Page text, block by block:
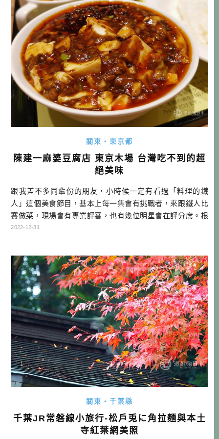
關東・東京都
陳建一麻婆豆腐店 東京木場 台灣吃不到的超
絕美味
跟我差不多同輩份的朋友，小時候一定有看過「料理的鐵
人」這個美食節目，基本上每一集會有挑戰者，來跟鐵人比
賽做菜，現場會有專業評審，也有幾位明星會在評分席。根
據做菜類別，有不同專業領域的鐵人，其中最讓我印象深刻
吃到的口味帶到日本，確立了麻婆豆腐的食譜，也讓這道菜
在日本紅了起來。當然現在會做這道菜 […]…
2022-12-31
關東・千葉縣
千葉JR常磐線小旅行-松戶兎に角拉麵與本土
寺紅葉網美照